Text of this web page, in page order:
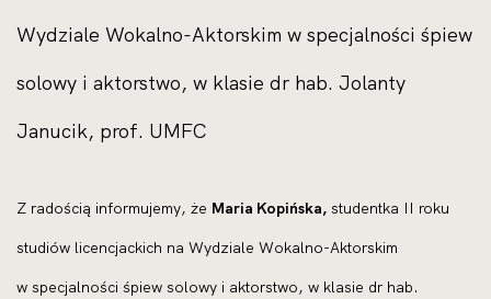
Wydziale Wokalno-Aktorskim w specjalności śpiew
solowy i aktorstwo, w klasie dr hab. Jolanty
Janucik, prof. UMFC
Z radością informujemy, że Maria Kopińska, studentka II roku
studiów licencjackich na Wydziale Wokalno-Aktorskim
w specjalności śpiew solowy i aktorstwo, w klasie dr hab.